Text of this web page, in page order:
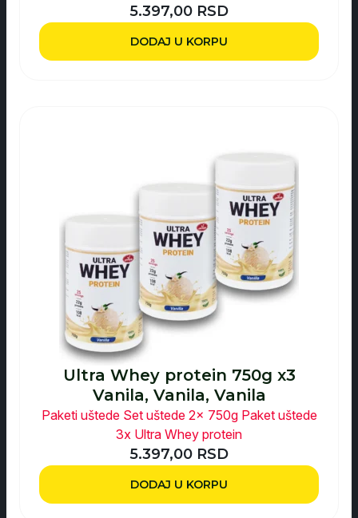
5.397,00 RSD
DODAJ U KORPU
Ultra Whey protein 750g x3
Vanila, Vanila, Vanila
Paketi uštede Set uštede 2x 750g Paket uštede
3x Ultra Whey protein
5.397,00 RSD
DODAJ U KORPU